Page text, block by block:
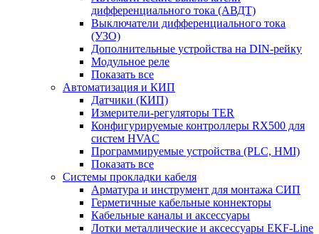
дифференциального тока (АВДТ)
Выключатели дифференциального тока
(УЗО)
Дополнительные устройства на DIN-рейку
Модульное реле
Показать все
Автоматизация и КИП
Датчики (КИП)
Измерители-регуляторы TER
Конфигурируемые контроллеры RX500 для
систем HVAC
Программируемые устройства (PLC, HMI)
Показать все
Системы прокладки кабеля
Арматура и инструмент для монтажа СИП
Герметичные кабельные коннекторы
Кабельные каналы и аксессуары
Лотки металлические и аксессуары EKF-Line